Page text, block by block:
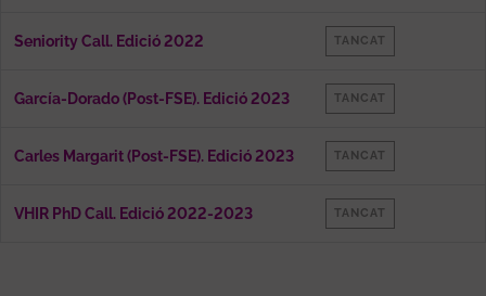
Seniority Call. Edició 2022 TANCAT
García-Dorado (Post-FSE). Edició 2023 TANCAT
Carles Margarit (Post-FSE). Edició 2023 TANCAT
VHIR PhD Call. Edició 2022-2023 TANCAT